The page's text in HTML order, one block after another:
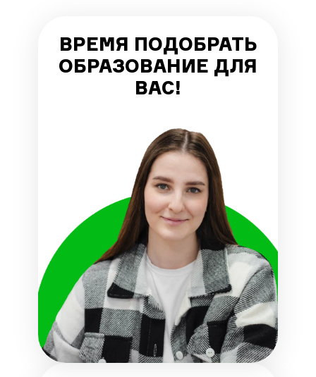
ВРЕМЯ ПОДОБРАТЬ
ОБРАЗОВАНИЕ ДЛЯ
ВАС!